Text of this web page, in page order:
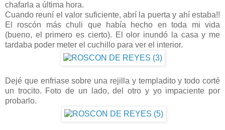
chafarla a última hora.
Cuando reuní el valor suficiente, abrí la puerta y ahí estaba!!
El roscón más chuli que había hecho en toda mi vida
(bueno, el primero es cierto). El olor inundó la casa y me
tardaba poder meter el cuchillo para ver el interior.
Dejé que enfriase sobre una rejilla y templadito y todo corté
un trocito. Foto de un lado, del otro y yo impaciente por
probarlo.